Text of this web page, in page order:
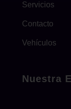
Servicios
Contacto
Vehículos
Nuestra